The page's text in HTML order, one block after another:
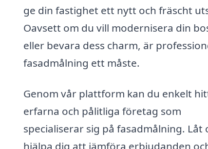
ge din fastighet ett nytt och fräscht
Oavsett om du vill modernisera din
eller bevara dess charm, är
fasadmålning ett måste.
Genom vår plattform kan du enkelt
erfarna och pålitliga företag som
specialiserar sig på fasadmålning. Låt